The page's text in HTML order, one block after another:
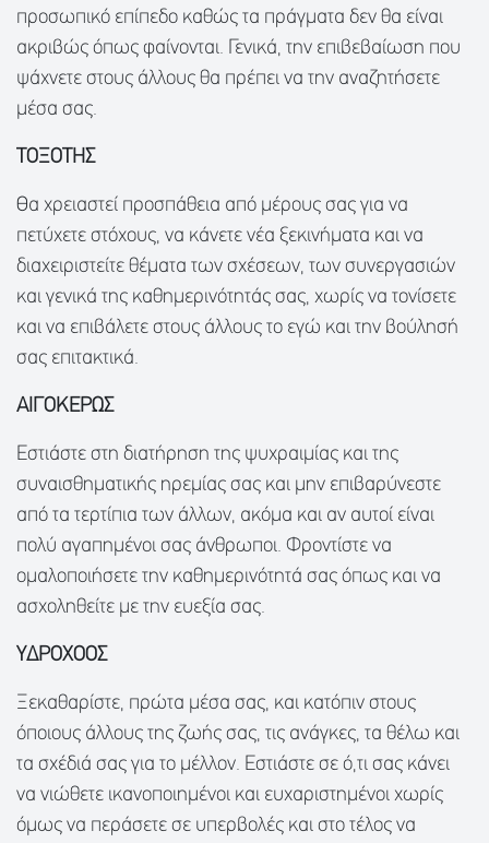
προσωπικό επίπεδο καθώς τα πράγματα δεν θα είναι
ακριβώς όπως φαίνονται. Γενικά, την επιβεβαίωση που
ψάχνετε στους άλλους θα πρέπει να την αναζητήσετε
μέσα σας.
ΤΟΞΟΤΗΣ
Θα χρειαστεί προσπάθεια από μέρους σας για να
πετύχετε στόχους, να κάνετε νέα ξεκινήματα και να
διαχειριστείτε θέματα των σχέσεων, των συνεργασιών
και γενικά της καθημερινότητάς σας, χωρίς να τονίσετε
και να επιβάλετε στους άλλους το εγώ και την βούλησή
σας επιτακτικά.
ΑΙΓΟΚΕΡΩΣ
Εστιάστε στη διατήρηση της ψυχραιμίας και της
συναισθηματικής ηρεμίας σας και μην επιβαρύνεστε
από τα τερτίπια των άλλων, ακόμα και αν αυτοί είναι
πολύ αγαπημένοι σας άνθρωποι. Φροντίστε να
ομαλοποιήσετε την καθημερινότητά σας όπως και να
ασχοληθείτε με την ευεξία σας.
ΥΔΡΟΧΟΟΣ
Ξεκαθαρίστε, πρώτα μέσα σας, και κατόπιν στους
όποιους άλλους της ζωής σας, τις ανάγκες, τα θέλω και
τα σχέδιά σας για το μέλλον. Εστιάστε σε ό,τι σας κάνει
να νιώθετε ικανοποιημένοι και ευχαριστημένοι χωρίς
όμως να περάσετε σε υπερβολές και στο τέλος να